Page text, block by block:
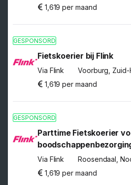
1,619 per maand
GESPONSORD
Fietskoerier bij Flink
Via Flink
Voorburg, Zuid-
1,619 per maand
GESPONSORD
Parttime Fietskoerier
Via Flink
Roosendaal,
1,619 per maand